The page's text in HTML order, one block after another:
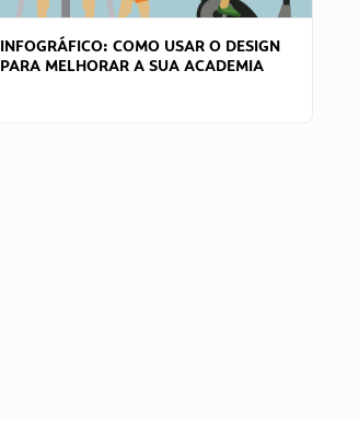
INFOGRÁFICO: COMO USAR O DESIGN
PARA MELHORAR A SUA ACADEMIA